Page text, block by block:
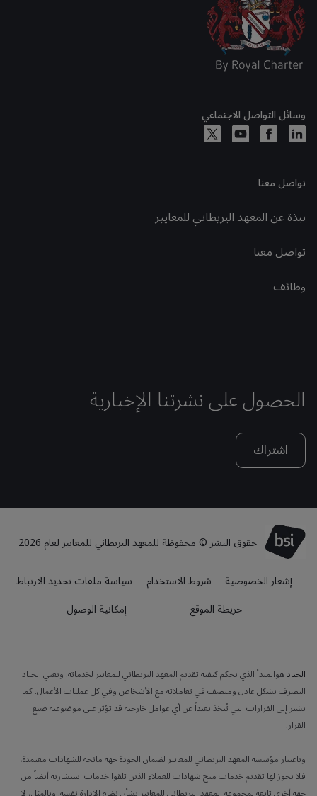
وسائل التواصل الاجتماعي
تواصل معنا
نبذة عن المعهد البريطاني للمعايير
تواصل معنا
وظائف
الحصول على نشرتنا الإخبارية
اشتراك
حقوق النشر © محفوظة للمعهد البريطاني للمعايير لعام 2026
إشعار الخصوصية
شروط الاستخدام
سياسة ملفات تحديد الارتباط
خريطة الموقع
إمكانية الوصول
الحيادهوالمبدأ الذي يحكم كيفية تقديم المعهد البريطاني للمعايير لخدماته. ويعني الحياد
التصرف بشكل عادل ومنصف في تعاملاته مع الأشخاص وفي كل عمليات الأعمال. كما
يشير إلى القرارات التي تُتخذ بعيداً عن أي عوامل خارجية قد تؤثر على موضوعية صنع
القرار.
وباعتبار مؤسسة المعهد البريطاني للمعايير لضمان الجودة جهة مانحة للشهادات معتمدة،
فلا يجوز لها تقديم خدمات منح شهادات للعملاء الذين تلقوا خدمات استشارية أيضاً من